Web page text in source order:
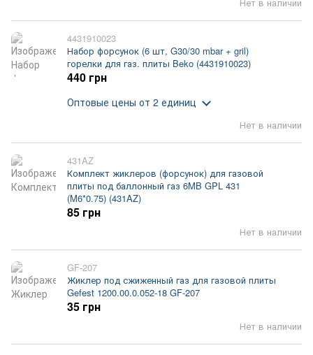
4431910023
Набор форсунок (6 шт, G30/30 mbar + gril)
горелки для газ. плиты Beko (4431910023)
Нет в наличии
440 грн
Оптовые цены от 2 единиц
431AZ
Комплект жиклеров (форсунок) для газовой
плиты под баллонный газ 6MB GPL 431
(M6*0.75) (431AZ)
Нет в наличии
85 грн
GF-207
Жиклер под сжиженный газ для газовой плиты
Gefest 1200.00.0.052-18 GF-207
Нет в наличии
35 грн